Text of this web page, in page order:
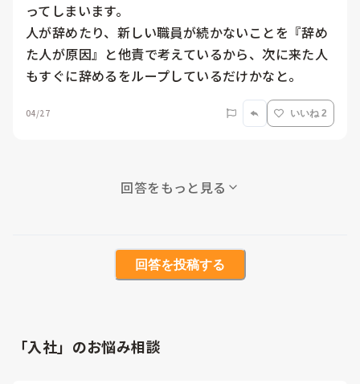
ってしまいます。
人が辞めたり、新しい職員が続かないことを『辞め
た人が原因』と他責で考えているから、次に来た人
もすぐに辞めるをループしているだけかなと。
04/27 いいね 2
回答をもっと見る
回答を投稿する
「入社」のお悩み相談